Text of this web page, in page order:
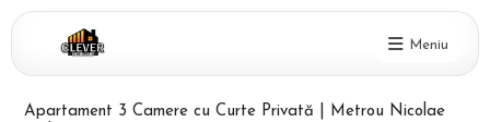
Meniu
Apartament 3 Camere cu Curte Privată | Metrou Nicolae